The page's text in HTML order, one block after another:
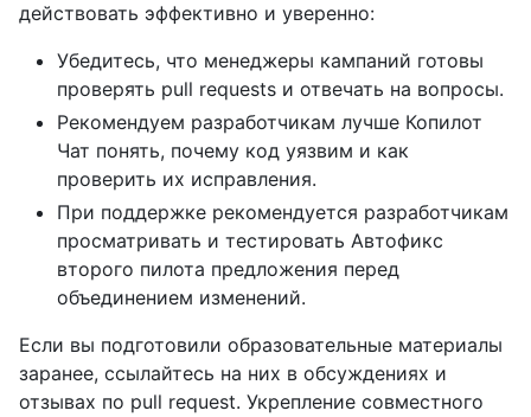
действовать эффективно и уверенно:
Убедитесь, что менеджеры кампаний готовы
проверять pull requests и отвечать на вопросы.
Рекомендуем разработчикам лучше Копилот
Чат понять, почему код уязвим и как
проверить их исправления.
При поддержке рекомендуется разработчикам
просматривать и тестировать Автофикс
второго пилота предложения перед
объединением изменений.
Если вы подготовили образовательные материалы
заранее, ссылайтесь на них в обсуждениях и
отзывах по pull request. Укрепление совместного